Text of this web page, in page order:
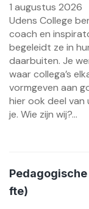
1 augustus
Udens College
coach en
begeleidt ze in
daarbuiten. Je
waar collega’s
vormgeven aan
hier ook deel van
je. Wie zijn wij?...
fte)